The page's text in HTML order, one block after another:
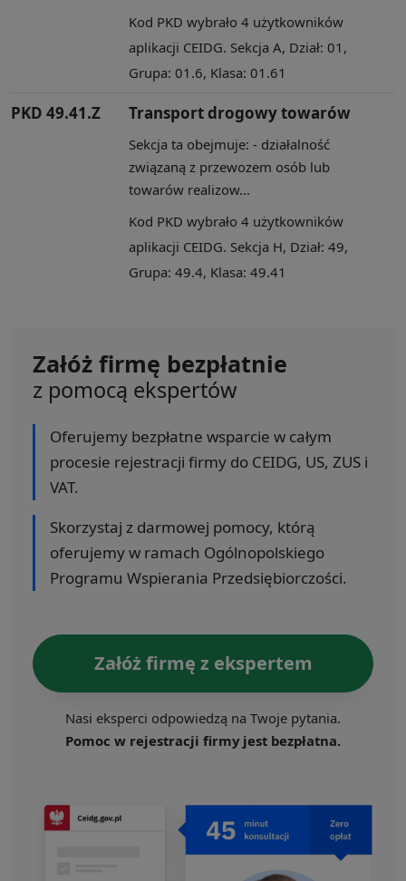
Kod PKD wybrało 4 użytkowników
aplikacji CEIDG. Sekcja A, Dział: 01,
Grupa: 01.6, Klasa: 01.61
PKD 49.41.Z Transport drogowy towarów
Sekcja ta obejmuje: - działalność
związaną z przewozem osób lub
towarów realizow...
Kod PKD wybrało 4 użytkowników
aplikacji CEIDG. Sekcja H, Dział: 49,
Grupa: 49.4, Klasa: 49.41
Załóż firmę bezpłatnie
z pomocą ekspertów
Oferujemy bezpłatne wsparcie w całym
procesie rejestracji firmy do CEIDG, US, ZUS i
VAT.
Skorzystaj z darmowej pomocy, którą
oferujemy w ramach Ogólnopolskiego
Programu Wspierania Przedsiębiorczości.
Załóż firmę z ekspertem
Nasi eksperci odpowiedzą na Twoje pytania.
Pomoc w rejestracji firmy jest bezpłatna.